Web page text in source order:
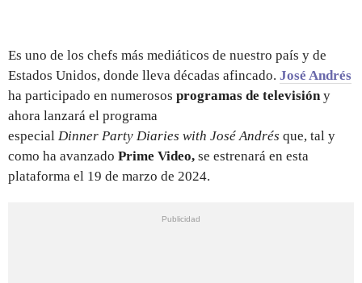
Es uno de los chefs más mediáticos de nuestro país y de
Estados Unidos, donde lleva décadas afincado. José Andrés
ha participado en numerosos programas de televisióny
ahora lanzará el programa
especial Dinner Party Diaries with José Andrés que, tal y
como ha avanzado Prime Video, se estrenará en esta
plataforma el 19 de marzo de 2024.